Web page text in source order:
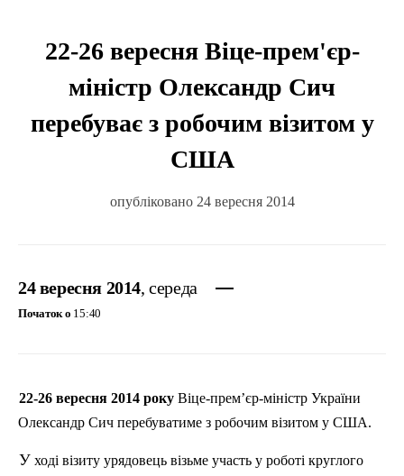
22-26 вересня Віце-прем'єр-
міністр Олександр Сич
перебуває з робочим візитом у
США
опубліковано 24 вересня 2014
24 вересня 2014, середа
Початок о 15:40
22-26 вересня 2014 року Віце-прем’єр-міністр України
Олександр Сич перебуватиме з робочим візитом у США.
У ході візиту урядовець візьме участь у роботі круглого